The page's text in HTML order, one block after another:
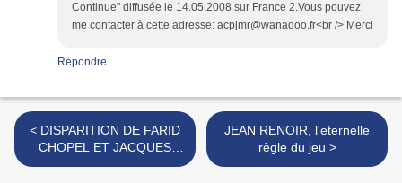
Continue" diffusée le 14.05.2008 sur France 2.Vous pouvez
me contacter à cette adresse: acpjmr@wanadoo.fr<br /> Merci
Répondre
< DISPARITION DE FARID
CHOPEL ET JACQUES
MOREL (avril 2008)
JEAN RENOIR, l'eternelle
règle du jeu >